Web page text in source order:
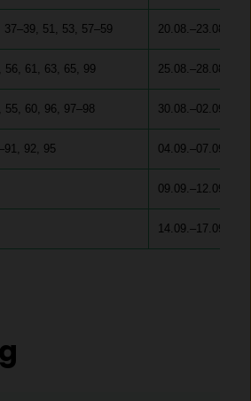
51, 53, 57–59 20.08.–23.08.
56, 61, 63, 65, 99 25.08.–28.08.
55, 60, 96, 97–98 30.08.–02.09.
92, 95 04.09.–07.09.
09.09.–12.09.
14.09.–17.09.